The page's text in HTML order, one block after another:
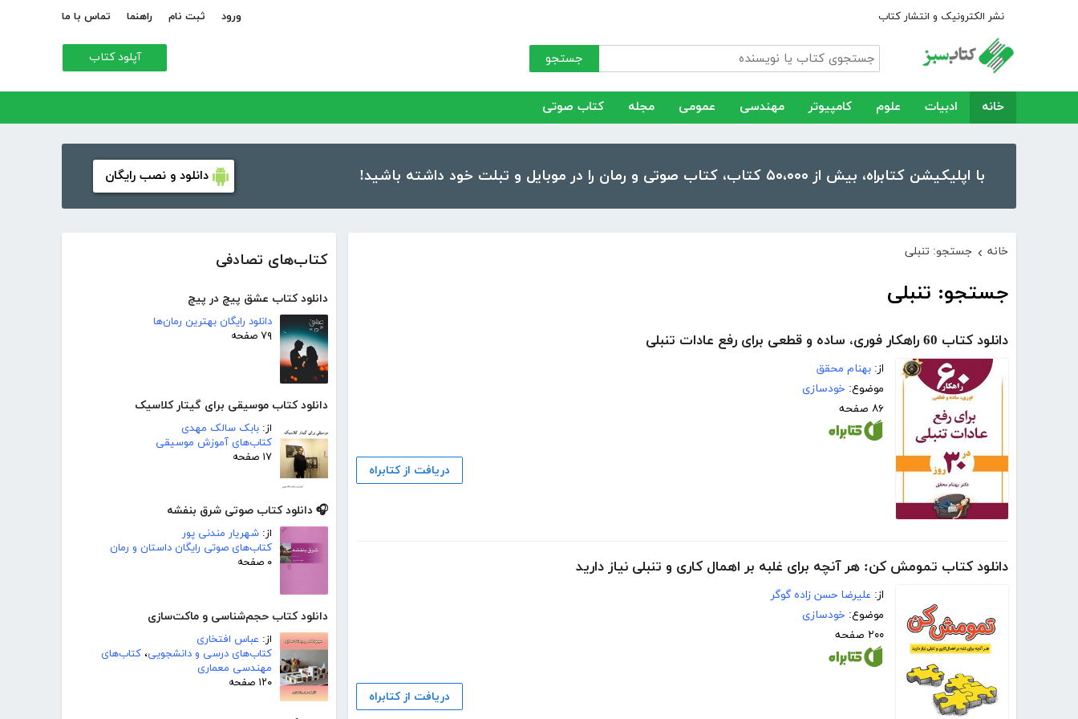
نشر الکترونیک و انتشار کتاب ورود ثبت نام راهنما تماس با ما
جستجو آپلود کتاب
خانه ادبیات علوم کامپیوتر مهندسی عمومی مجله کتاب صوتی
با اپلیکیشن کتابراه، بیش از ۵۰،۰۰۰ کتاب، کتاب صوتی و رمان را در موبایل و تبلت خود داشته باشید! دانلود و نصب رایگان
کتاب‌های تصادفی
دانلود کتاب عشق پیچ در پیچ
دانلود رایگان بهترین رمان‌ها
۷۹ صفحه
دانلود کتاب موسیقی برای گیتار کلاسیک
از: بابک سالک مهدی
کتاب‌های آموزش موسیقی
۱۷ صفحه
🎧 دانلود کتاب صوتی شرق بنفشه
از: شهریار مندنی پور
کتاب‌های صوتی رایگان داستان و رمان
۰ صفحه
دانلود کتاب حجم‌شناسی و ماکت‌سازی
از: عباس افتخاری
کتاب‌های درسی و دانشجویی، کتاب‌های
مهندسی معماری
۱۲۰ صفحه
خانه › جستجو: تنبلی
جستجو: تنبلی
دانلود کتاب 60 راهکار فوری، ساده و قطعی برای رفع عادات تنبلی
از: بهنام محقق
موضوع: خودسازی
۸۶ صفحه
دریافت از کتابراه
دانلود کتاب تمومش کن: هر آنچه برای غلبه بر اهمال کاری و تنبلی نیاز دارید
از: علیرضا حسن زاده گوگر
موضوع: خودسازی
۲۰۰ صفحه
دریافت از کتابراه